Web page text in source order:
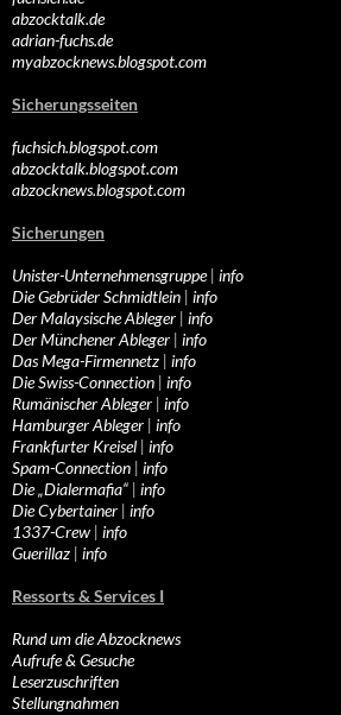
abzocktalk.de
adrian-fuchs.de
myabzocknews.blogspot.com
Sicherungsseiten
fuchsich.blogspot.com
abzocktalk.blogspot.com
abzocknews.blogspot.com
Sicherungen
Unister-Unternehmensgruppe| info
Die Gebrüder Schmidtlein | info
Der Malaysische Ableger | info
Der Münchener Ableger | info
Das Mega-Firmennetz | info
Die Swiss-Connection | info
Rumänischer Ableger | info
Hamburger Ableger | info
Frankfurter Kreisel | info
Spam-Connection | info
Die „Dialermafia“ | info
Die Cybertainer | info
1337-Crew | info
Guerillaz | info
Ressorts & Services I
Rund um die Abzocknews
Aufrufe & Gesuche
Leserzuschriften
Stellungnahmen